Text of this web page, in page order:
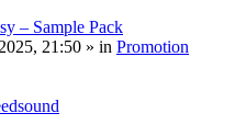
– Sample Pack
21:50 » in Promotion